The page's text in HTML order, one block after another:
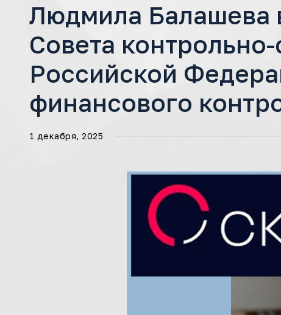
Людмила Балашева
Совета
Российской
финансового
1 декабря, 2025